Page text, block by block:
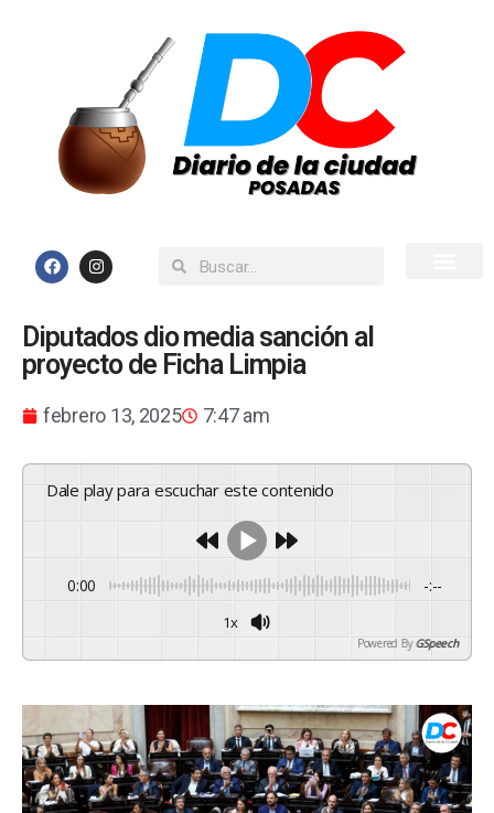
Diputados dio media sanción al
proyecto de Ficha Limpia
febrero 13, 2025 7:47 am
Dale play para escuchar este contenido
0:00 -:--
1x
Powered By GSpeech